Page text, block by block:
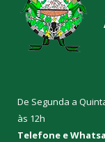
De Segunda a
às 12h
Telefone e